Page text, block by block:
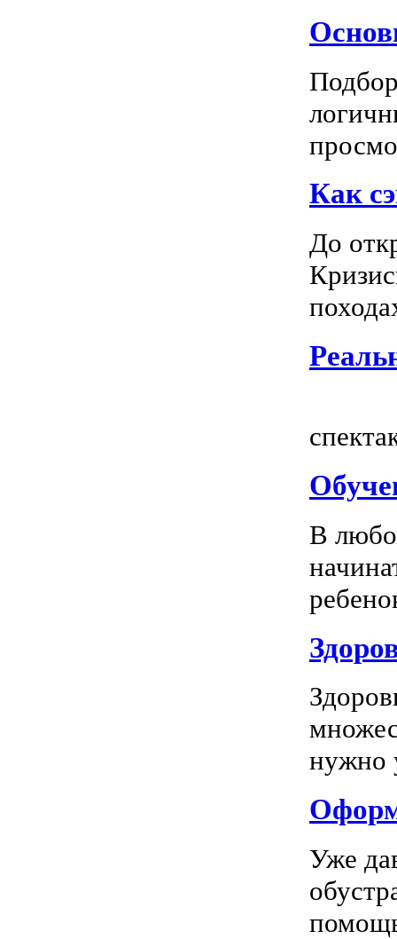
Как
До
В
нужно
Уже